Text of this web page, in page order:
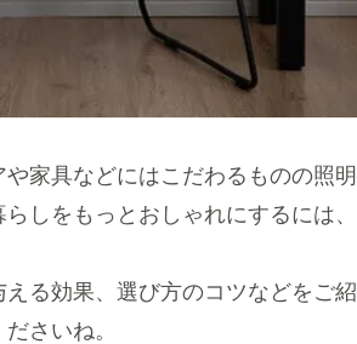
家具などにはこだわるものの照
しをもっとおしゃれにするには
る効果、選び方のコツなどをご
さいね。